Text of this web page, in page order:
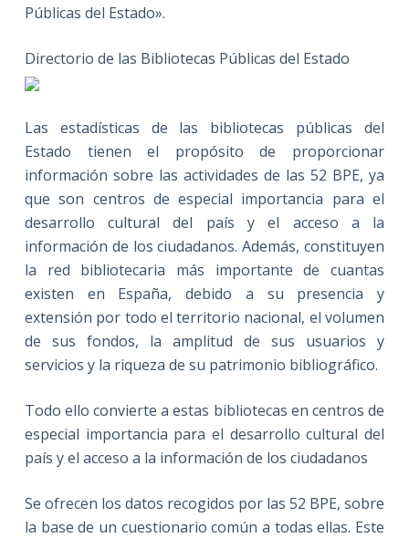
Públicas del Estado».
Directorio de las Bibliotecas Públicas del Estado
Las estadísticas de las bibliotecas públicas del
Estado tienen el propósito de proporcionar
información sobre las actividades de las 52 BPE, ya
que son centros de especial importancia para el
desarrollo cultural del país y el acceso a la
información de los ciudadanos. Además, constituyen
la red bibliotecaria más importante de cuantas
existen en España, debido a su presencia y
extensión por todo el territorio nacional, el volumen
de sus fondos, la amplitud de sus usuarios y
servicios y la riqueza de su patrimonio bibliográfico.
Todo ello convierte a estas bibliotecas en centros de
especial importancia para el desarrollo cultural del
país y el acceso a la información de los ciudadanos
Se ofrecen los datos recogidos por las 52 BPE, sobre
la base de un cuestionario común a todas ellas. Este